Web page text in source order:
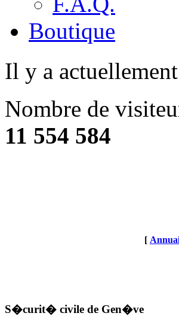
Boutique
Il y a actuellement
Nombre de
11 554 584
[
S�curit� civile de Gen�ve